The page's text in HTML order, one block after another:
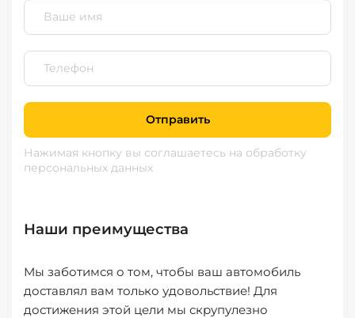
Отправить
Нажимая кнопку вы соглашаетесь на обработку
персональных данных
Наши преимущества
Мы заботимся о том, чтобы ваш автомобиль
доставлял вам только удовольствие! Для
достижения этой цели мы скрупулезно